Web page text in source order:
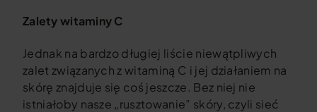
Zalety witaminy C
Jednak na bardzo długiej liście niewątpliwych
zalet związanych z witaminą C i jej działaniem na
skórę znajduje się coś jeszcze. Bez niej nie
istniałoby nasze „rusztowanie” skóry, czyli sieć